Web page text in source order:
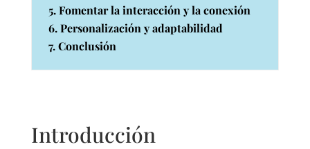
5. Fomentar la interacción y la conexión
6. Personalización y adaptabilidad
7. Conclusión
Introducción